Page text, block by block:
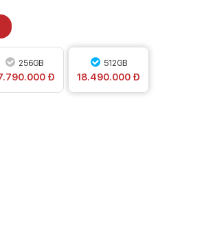
256GB
Đ
512GB
18.490.000 Đ